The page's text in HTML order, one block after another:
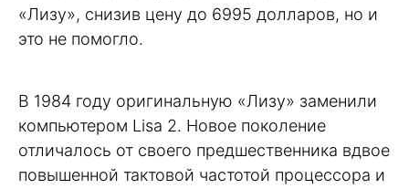
«Лизу», снизив цену до 6995 долларов, но и
это не помогло.
В 1984 году оригинальную «Лизу» заменили
компьютером Lisa 2. Новое поколение
отличалось от своего предшественника вдвое
повышенной тактовой частотой процессора и